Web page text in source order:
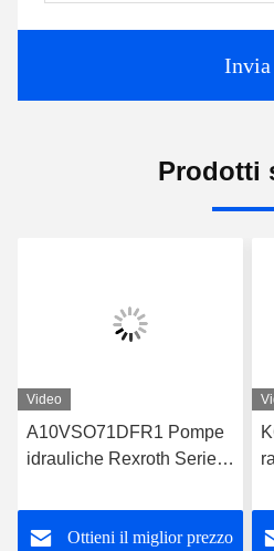
Invia
Prodotti
Video
A10VSO71DFR1 Pompe
idrauliche Rexroth Serie
Rexroth
Ottieni il miglior prezzo